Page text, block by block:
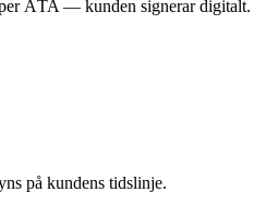
ÄTA — kunden signerar digitalt.
på kundens tidslinje.